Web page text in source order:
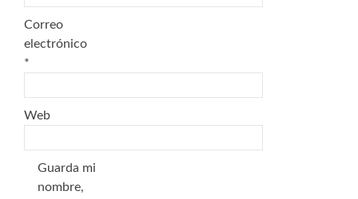
Correo
electrónico
*
Web
Guarda mi
nombre,